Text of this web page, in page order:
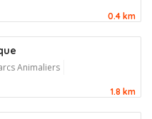
0.4 km
Animaliers
1.8 km